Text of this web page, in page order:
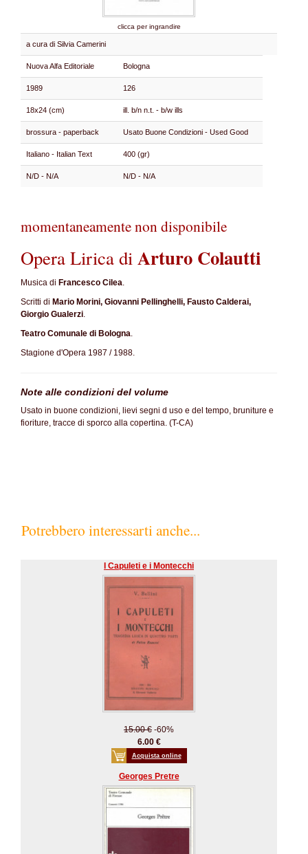
clicca per ingrandire
a cura di Silvia Camerini
Nuova Alfa Editoriale Bologna
1989 126
18x24 (cm) ill. b/n n.t. - b/w ills
brossura - paperback Usato Buone Condizioni - Used Good
Italiano - Italian Text 400 (gr)
N/D - N/A N/D - N/A
momentaneamente non disponibile
Opera Lirica di Arturo Colautti
Musica di Francesco Cilea.
Scritti di Mario Morini, Giovanni Pellinghelli, Fausto Calderai,
Giorgio Gualerzi.
Teatro Comunale di Bologna.
Stagione d'Opera 1987 / 1988.
Note alle condizioni del volume
Usato in buone condizioni, lievi segni d uso e del tempo, bruniture e
fioriture, tracce di sporco alla copertina. (T-CA)
Potrebbero interessarti anche...
I Capuleti e i Montecchi
15.00 € -60%
6.00 €
Acquista online
Georges Pretre